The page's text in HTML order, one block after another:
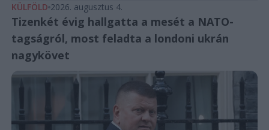
KÜLFÖLD 2026. augusztus 4.
Tizenkét évig hallgatta a mesét a NATO-
tagságról, most feladta a londoni ukrán
nagykövet